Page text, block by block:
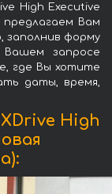
High Executive
Вам
заполнив форму
Вашем запросе
где Вы хотите
даты, время,
High